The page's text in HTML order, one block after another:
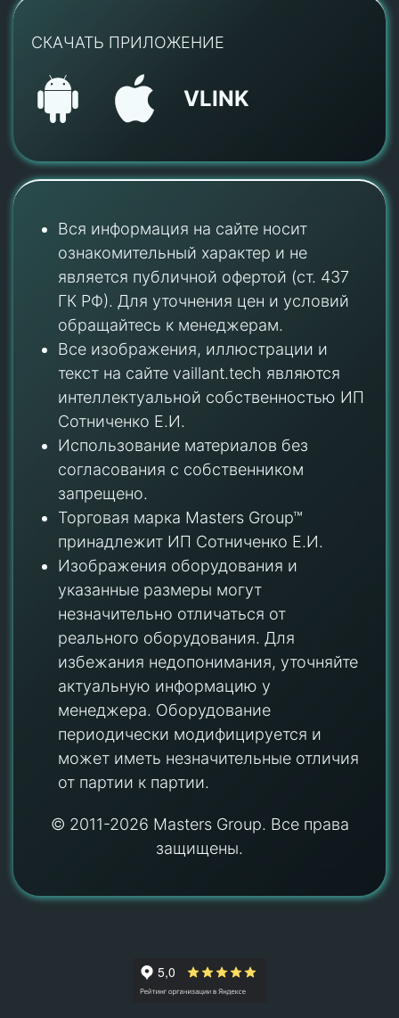
СКАЧАТЬ ПРИЛОЖЕНИЕ
VLINK
Вся информация на сайте носит
ознакомительный характер и не
является публичной офертой (ст. 437
ГК РФ). Для уточнения цен и условий
обращайтесь к менеджерам.
Все изображения, иллюстрации и
текст на сайте vaillant.tech являются
интеллектуальной собственностью ИП
Сотниченко Е.И.
Использование материалов без
согласования с собственником
запрещено.
Торговая марка Masters Group™
принадлежит ИП Сотниченко Е.И.
Изображения оборудования и
указанные размеры могут
незначительно отличаться от
реального оборудования. Для
избежания недопонимания, уточняйте
актуальную информацию у
менеджера. Оборудование
периодически модифицируется и
может иметь незначительные отличия
от партии к партии.
© 2011-2026 Masters Group. Все права
защищены.